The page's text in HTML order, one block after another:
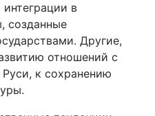
в
созданные
Другие,
отношений с
к сохранению